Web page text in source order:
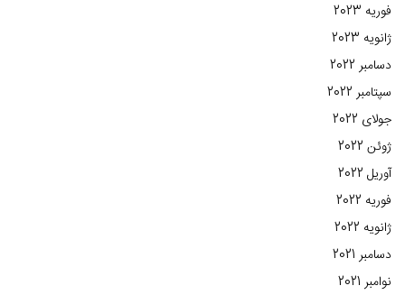
فوریه 2023
ژانویه 2023
دسامبر 2022
سپتامبر 2022
جولای 2022
ژوئن 2022
آوریل 2022
فوریه 2022
ژانویه 2022
دسامبر 2021
نوامبر 2021